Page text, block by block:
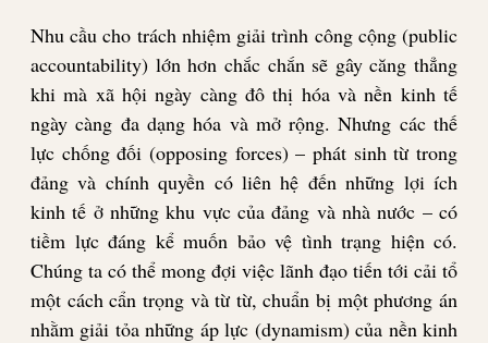
Nhu cầu cho trách nhiệm giải trình công cộng (public
accountability) lớn hơn chắc chắn sẽ gây căng thẳng
khi mà xã hội ngày càng đô thị hóa và nền kinh tế
ngày càng đa dạng hóa và mở rộng. Nhưng các thế
lực chống đối (opposing forces) – phát sinh từ trong
đảng và chính quyền có liên hệ đến những lợi ích
kinh tế ở những khu vực của đảng và nhà nước – có
tiềm lực đáng kể muốn bảo vệ tình trạng hiện có.
Chúng ta có thể mong đợi việc lãnh đạo tiến tới cải tổ
một cách cẩn trọng và từ từ, chuẩn bị một phương án
nhằm giải tỏa những áp lực (dynamism) của nền kinh